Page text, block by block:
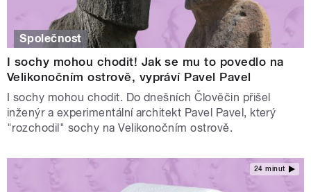
Společnost
I sochy mohou chodit! Jak se mu to povedlo na
Velikonočním ostrově, vypráví Pavel Pavel
I sochy mohou chodit. Do dnešních Člověčin přišel
inženýr a experimentální architekt Pavel Pavel, který
"rozchodil" sochy na Velikonočním ostrově.
24 minut